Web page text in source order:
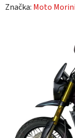
hodnocení
Značka: Moto Morini